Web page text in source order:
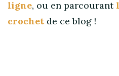
ligne, ou en parcourant
crochet de ce blog !